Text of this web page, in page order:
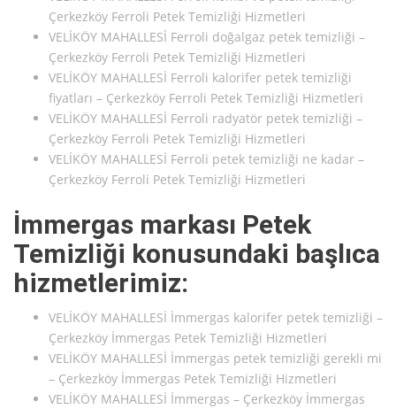
Çerkezköy Ferroli Petek Temizliği Hizmetleri
VELİKÖY MAHALLESİ Ferroli doğalgaz petek temizliği –
Çerkezköy Ferroli Petek Temizliği Hizmetleri
VELİKÖY MAHALLESİ Ferroli kalorifer petek temizliği
fiyatları – Çerkezköy Ferroli Petek Temizliği Hizmetleri
VELİKÖY MAHALLESİ Ferroli radyatör petek temizliği –
Çerkezköy Ferroli Petek Temizliği Hizmetleri
VELİKÖY MAHALLESİ Ferroli petek temizliği ne kadar –
Çerkezköy Ferroli Petek Temizliği Hizmetleri
İmmergas markası Petek
Temizliği konusundaki başlıca
hizmetlerimiz:
VELİKÖY MAHALLESİ İmmergas kalorifer petek temizliği –
Çerkezköy İmmergas Petek Temizliği Hizmetleri
VELİKÖY MAHALLESİ İmmergas petek temizliği gerekli mi
– Çerkezköy İmmergas Petek Temizliği Hizmetleri
VELİKÖY MAHALLESİ İmmergas – Çerkezköy İmmergas